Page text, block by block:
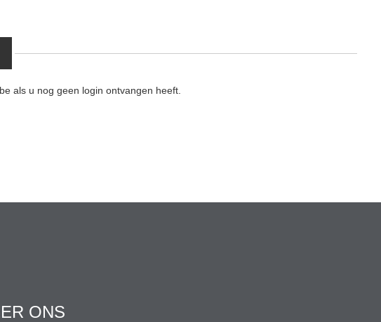
als u nog geen login ontvangen heeft.
ONS